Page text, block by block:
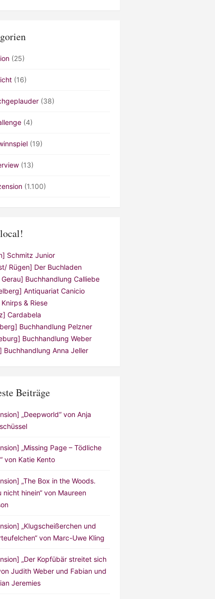
(25)
(16)
(38)
(4)
(19)
(13)
(1.100)
Schmitz Junior
Rügen] Der Buchladen
Buchhandlung Calliebe
Antiquariat Canicio
& Riese
Cardabela
Buchhandlung Pelzner
Buchhandlung Weber
Buchhandlung Anna Jeller
Beiträge
„Deepworld“ von Anja
„Missing Page – Tödliche
von Katie Kento
„The Box in the Woods.
nicht hinein“ von Maureen
„Klugscheißerchen und
von Marc-Uwe Kling
„Der Kopfübär streitet sich
Judith Weber und Fabian und
Jeremies